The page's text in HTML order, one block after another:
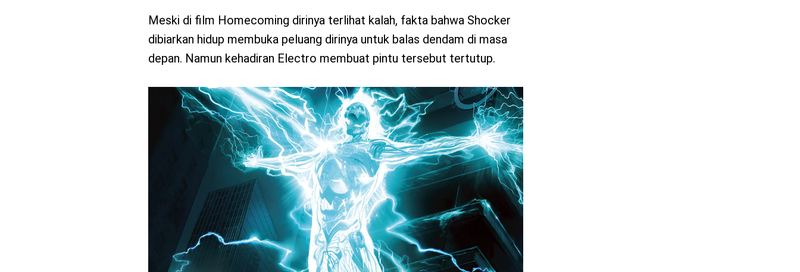
Meski di film Homecoming dirinya terlihat kalah, fakta bahwa Shocker
dibiarkan hidup membuka peluang dirinya untuk balas dendam di masa
depan. Namun kehadiran Electro membuat pintu tersebut tertutup.